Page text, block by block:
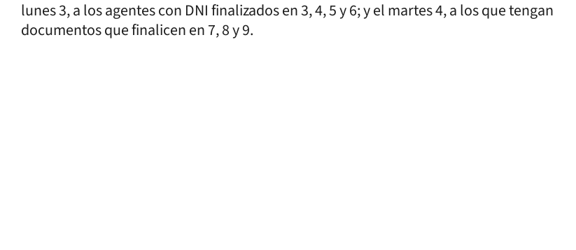
lunes 3, a los agentes con DNI finalizados en 3, 4, 5 y 6; y el martes 4, a los que tengan
documentos que finalicen en 7, 8 y 9.